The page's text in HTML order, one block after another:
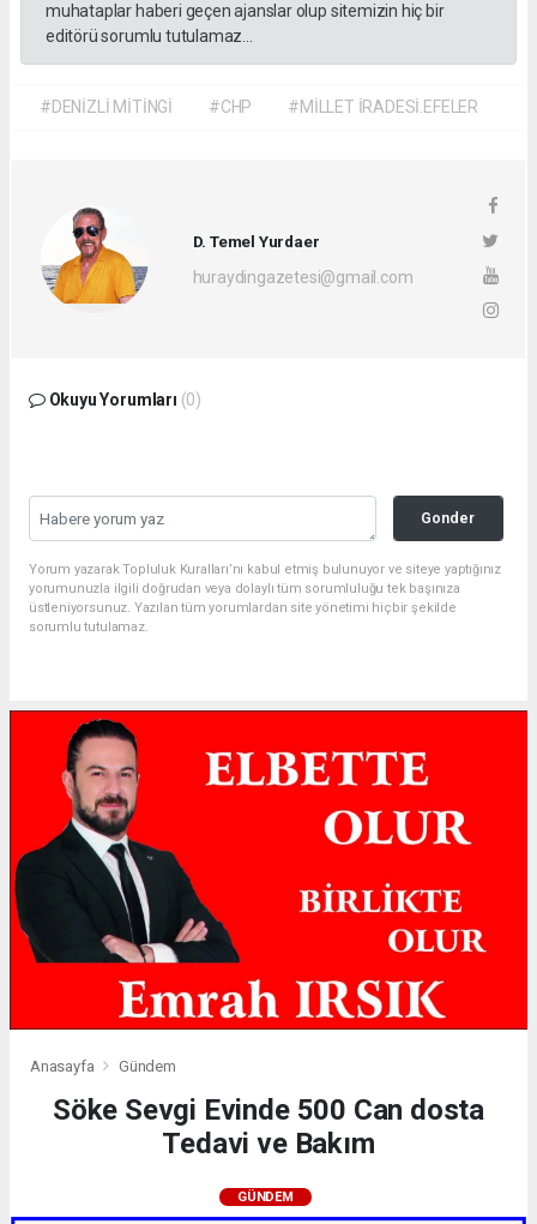
muhataplar haberi geçen ajanslar olup sitemizin hiç bir
editörü sorumlu tutulamaz...
#DENİZLİ MİTİNGİ #CHP #MİLLET İRADESİ.EFELER
D. Temel Yurdaer
huraydingazetesi@gmail.com
Okuyu Yorumları (0)
Gonder
Yorum yazarak Topluluk Kuralları’nı kabul etmiş bulunuyor ve siteye yaptığınız
yorumunuzla ilgili doğrudan veya dolaylı tüm sorumluluğu tek başınıza
üstleniyorsunuz. Yazılan tüm yorumlardan site yönetimi hiçbir şekilde
sorumlu tutulamaz.
Anasayfa Gündem
Söke Sevgi Evinde 500 Can dosta
Tedavi ve Bakım
GÜNDEM